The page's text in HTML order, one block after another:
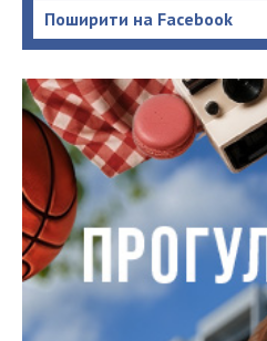
Поширити на Facebook